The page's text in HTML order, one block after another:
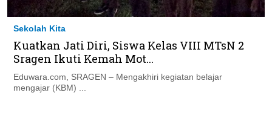
Sekolah Kita
Kuatkan Jati Diri, Siswa Kelas VIII MTsN 2
Sragen Ikuti Kemah Mot...
Eduwara.com, SRAGEN – Mengakhiri kegiatan belajar
mengajar (KBM) ...